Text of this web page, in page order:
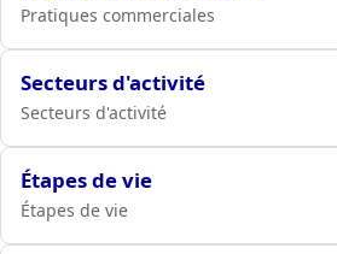
Pratiques commerciales
Secteurs d'activité
Secteurs d'activité
Étapes de vie
Étapes de vie